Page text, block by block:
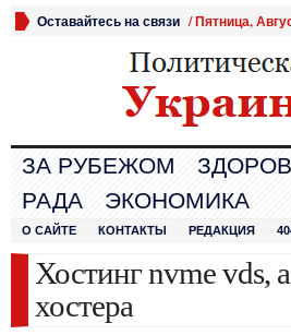
Оставайтесь на связи /Пятница,
ЗА РУБЕЖОМ
РАДА
ЭКОНОМИКА
О САЙТЕ КОНТАКТЫ РЕДАКЦИЯ
Хостинг nvme vds,
хостера